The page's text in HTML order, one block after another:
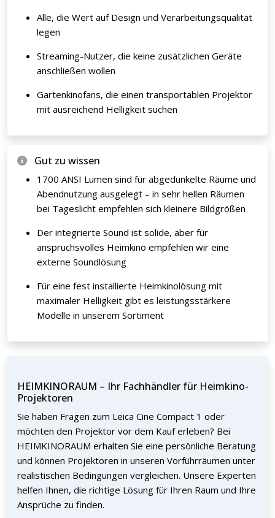
Alle, die Wert auf Design und Verarbeitungsqualität
legen
Streaming-Nutzer, die keine zusätzlichen Geräte
anschließen wollen
Gartenkinofans, die einen transportablen Projektor
mit ausreichend Helligkeit suchen
Gut zu wissen
1700 ANSI Lumen sind für abgedunkelte Räume und
Abendnutzung ausgelegt – in sehr hellen Räumen
bei Tageslicht empfehlen sich kleinere Bildgrößen
Der integrierte Sound ist solide, aber für
anspruchsvolles Heimkino empfehlen wir eine
externe Soundlösung
Für eine fest installierte Heimkinolösung mit
maximaler Helligkeit gibt es leistungsstärkere
Modelle in unserem Sortiment
HEIMKINORAUM – Ihr Fachhändler für Heimkino-
Projektoren
Sie haben Fragen zum Leica Cine Compact 1 oder
möchten den Projektor vor dem Kauf erleben? Bei
HEIMKINORAUM erhalten Sie eine persönliche Beratung
und können Projektoren in unseren Vorführräumen unter
realistischen Bedingungen vergleichen. Unsere Experten
helfen Ihnen, die richtige Lösung für Ihren Raum und Ihre
Ansprüche zu finden.